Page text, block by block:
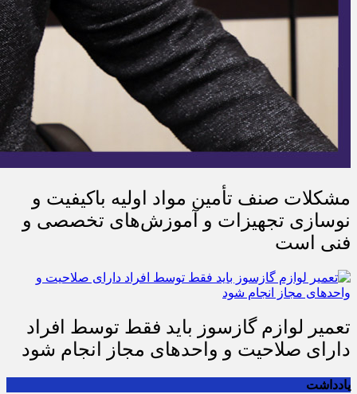
مشکلات صنف تأمین مواد اولیه باکیفیت و
نوسازی تجهیزات و آموزش‌های تخصصی و
فنی است
تعمیر لوازم گازسوز باید فقط توسط افراد
دارای صلاحیت و واحدهای مجاز انجام شود
یادداشت